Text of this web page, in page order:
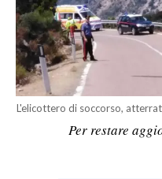
POLITICA
ECONOMIA
SERVIZI ALLE IMPRESE
LAVORO
L'elicottero di soccorso,
Per restare